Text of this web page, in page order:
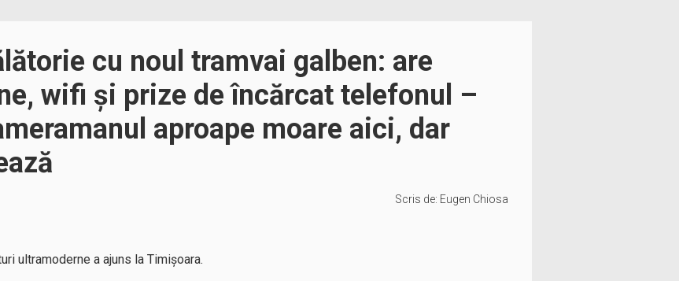
cu noul tramvai galben: are
wifi și prize de încărcat telefonul –
aproape moare aici, dar
Scris de: Eugen Chiosa
ultramoderne a ajuns la Timișoara.